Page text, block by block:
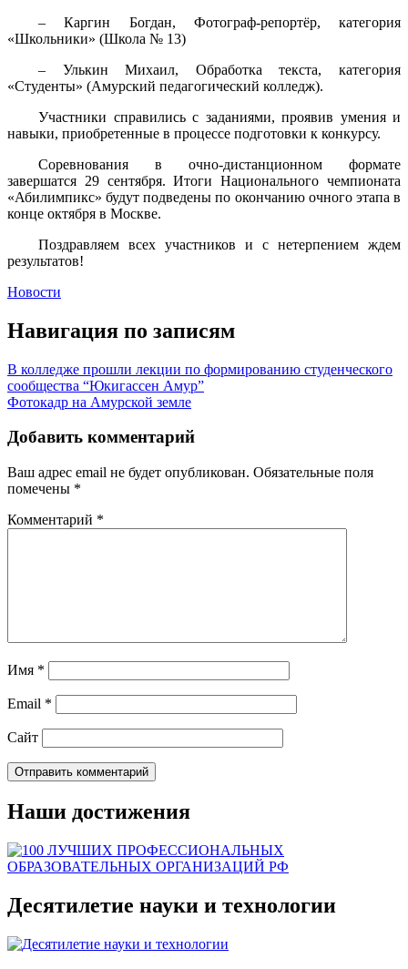
– Каргин Богдан, Фотограф-репортёр, категория
«Школьники» (Школа № 13)
– Улькин Михаил, Обработка текста, категория
«Студенты» (Амурский педагогический колледж).
Участники справились с заданиями, проявив умения и
навыки, приобретенные в процессе подготовки к конкурсу.
Соревнования в очно-дистанционном формате
завершатся 29 сентября. Итоги Национального чемпионата
«Абилимпикс» будут подведены по окончанию очного этапа в
конце октября в Москве.
Поздравляем всех участников и с нетерпением ждем
результатов!
Новости
Навигация по записям
В колледже прошли лекции по формированию студенческого
сообщества “Юкигассен Амур”
Фотокадр на Амурской земле
Добавить комментарий
Ваш адрес email не будет опубликован. Обязательные поля
помечены *
Комментарий *
Имя *
Email *
Сайт
Наши достижения
Десятилетие науки и технологии